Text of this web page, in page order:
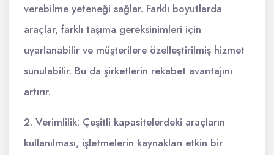
verebilme yeteneği sağlar. Farklı boyutlarda
araçlar, farklı taşıma gereksinimleri için
uyarlanabilir ve müşterilere özelleştirilmiş hizmet
sunulabilir. Bu da şirketlerin rekabet avantajını
artırır.
2. Verimlilik: Çeşitli kapasitelerdeki araçların
kullanılması, işletmelerin kaynakları etkin bir